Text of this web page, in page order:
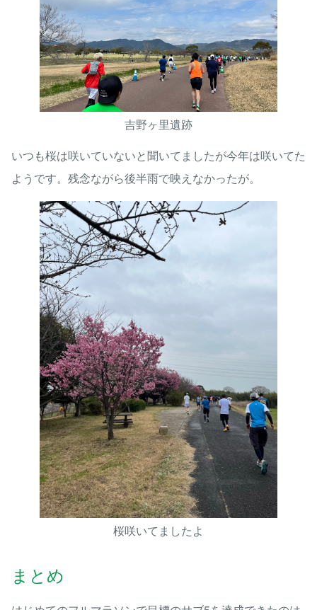
吉野ヶ里遺跡
いつも桜は咲いていないと聞いてましたが今年は咲いてた
ようです。残念ながら後半雨で映えなかったが。
桜咲いてましたよ
まとめ